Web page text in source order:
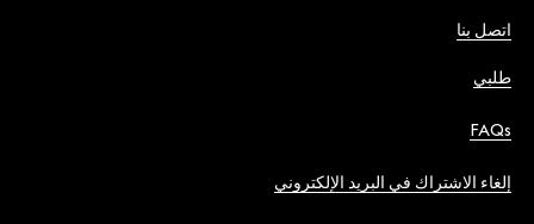
اتصل بنا
طلبي
FAQs
إلغاء الاشتراك في البريد الإلكتروني